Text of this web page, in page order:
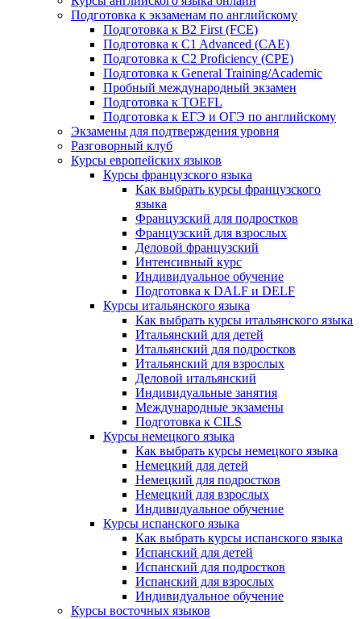
Подготовка к экзаменам по английскому
Подготовка к B2 First (FCE)
Подготовка к C1 Advanced (CAE)
Подготовка к C2 Proficiency (CPE)
Подготовка к General Training/Academic
Пробный международный экзамен
Подготовка к TOEFL
Подготовка к ЕГЭ и ОГЭ по английскому
Экзамены для подтверждения уровня
Разговорный клуб
Курсы европейских языков
Курсы французского языка
Как выбрать курсы французского
языка
Французский для подростков
Французский для взрослых
Деловой французский
Интенсивный курс
Индивидуальное обучение
Подготовка к DALF и DELF
Курсы итальянского языка
Как выбрать курсы итальянского языка
Итальянский для детей
Итальянский для подростков
Итальянский для взрослых
Деловой итальянский
Индивидуальные занятия
Международные экзамены
Подготовка к CILS
Курсы немецкого языка
Как выбрать курсы немецкого языка
Немецкий для детей
Немецкий для подростков
Немецкий для взрослых
Индивидуальное обучение
Курсы испанского языка
Как выбрать курсы испанского языка
Испанский для детей
Испанский для подростков
Испанский для взрослых
Индивидуальное обучение
Курсы восточных языков